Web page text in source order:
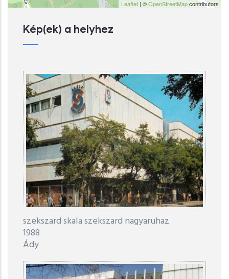
Leaflet | ©OpenStreetMapcontributors
Kép(ek) a helyhez
szekszard skala szekszard nagyaruhaz
1988
Ády